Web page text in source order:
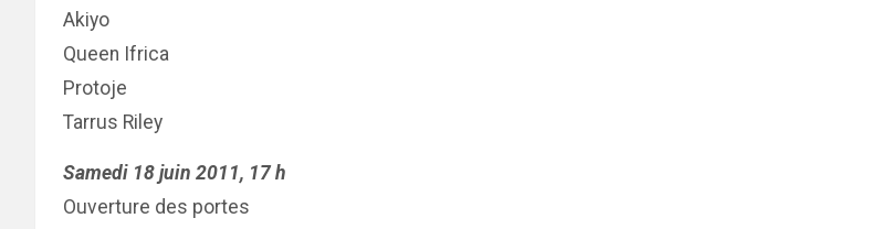
Akiyo
Queen Ifrica
Protoje
Tarrus Riley
Samedi 18 juin 2011, 17 h
Ouverture des portes